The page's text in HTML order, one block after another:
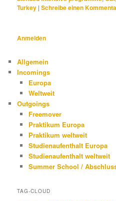
Turkey |Schreibe einen
Anmelden
Allgemein
Incomings
Europa
Weltweit
Outgoings
Freemover
Praktikum Europa
Praktikum weltweit
Studienaufenthalt Europa
Studienaufenthalt weltweit
Summer School /
TAG-CLOUD